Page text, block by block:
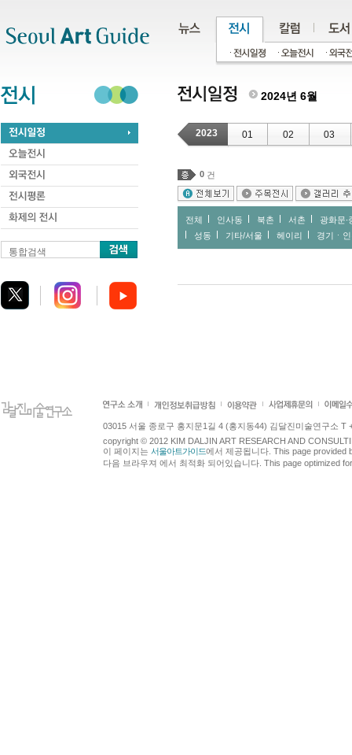
통합검색
2024년 6월
2023 01 02 03
0 건
전체 인사동 북촌 서촌
광화문∙
성동
기타/서울 헤이리 경기ㆍ
03015 서울 종로구 홍지문1길 4 (홍지동44) 김달진미술연구소 T
copyright © 2012 KIM DALJIN ART RESEARCH AND
이 페이지는 서울아트가이드에서 제공됩니다. This page provided
다음 브라우져 에서 최적화 되어있습니다. This page optimized